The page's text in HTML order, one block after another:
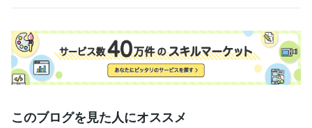
ガス溶接技能者 取得年 : 1980年
得意分野
学習指導・資格・キャリア相談 オートバイの整備
学歴
このブログを見た人にオススメ